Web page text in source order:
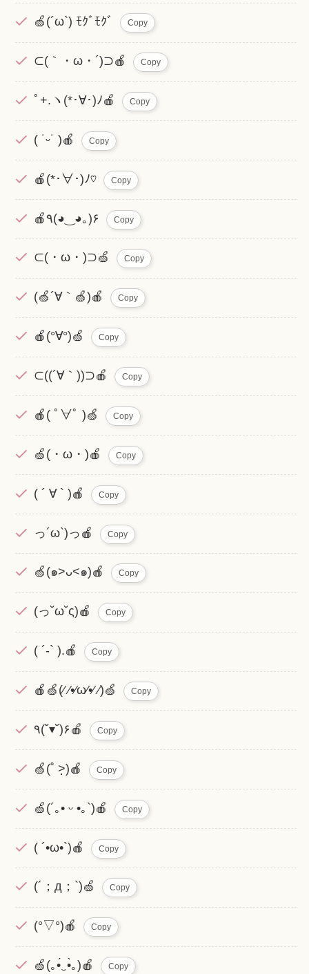
🍏(´ω`) ﾓｸﾞﾓｸﾞ Copy
⊂(｀・ω・´)⊃🍎 Copy
ﾟ+.ヽ(*･∀･)ﾉ🍎 Copy
( ˙ᵕ˙ )🍎 Copy
🍎(*･∀･)ﾉ♡ Copy
🍎٩(◕‿◕｡)۶ Copy
⊂(・ω・)⊃🍏 Copy
(🍏´∀｀🍏)🍎 Copy
🍎(°∀°)🍏 Copy
⊂((´∀｀))⊃🍎 Copy
🍎( ﾟ∀ﾟ )🍏 Copy
🍏(・ω・)🍎 Copy
( ´ ∀ ` )🍎 Copy
っ´ω`)っ🍎 Copy
🍏(๑>ᴗ<๑)🍎 Copy
(っ˘ω˘ς)🍎 Copy
( ´-` ).🍎 Copy
🍎🍏(⁄ ⁄•⁄ω⁄•⁄ ⁄)🍏 Copy
٩(˘▾˘)۶🍎 Copy
🍏(˚ ˃̣̣̣̣̣̣̣̣̣̣̣̣̣̣̣̣̣̣̣̣̣̣̣̣̣̣̣̣̣̣̣̣̣̣̣̣̣̣̣̣̣̣̣̣̣̣̣̣̣̣̣̣̣̣)🍎 Copy
🍏(´｡• ᵕ •｡`)🍎 Copy
( ´•ω•`)🍎 Copy
(´；д；`)🍏 Copy
(°▽°)🍎 Copy
🍏(｡•́‿•̀｡)🍎 Copy